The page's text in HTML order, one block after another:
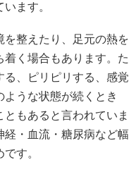
ます。
整えたり、足元の熱を
く場合もあります。た
る、ピリピリする、感覚
うな状態が続くとき
もあると言われていま
・血流・糖尿病など幅
す。